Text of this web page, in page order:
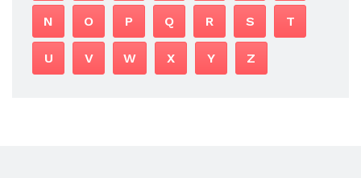
N O P Q R S T
U V W X Y Z